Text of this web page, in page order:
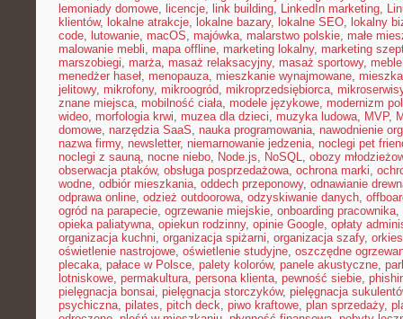
lemoniady domowe, licencje, link building, LinkedIn marketing,
klientów, lokalne atrakcje, lokalne bazary, lokalne SEO, lokalny
code, lutowanie, macOS, majówka, malarstwo polskie, małe
malowanie mebli, mapa offline, marketing lokalny, marketing
marszobiegi, marża, masaż relaksacyjny, masaż sportowy,
menedżer haseł, menopauza, mieszkanie wynajmowane,
jelitowy, mikrofony, mikroogród, mikroprzedsiębiorca,
znane miejsca, mobilność ciała, modele językowe, modernizm
wideo, morfologia krwi, muzea dla dzieci, muzyka ludowa, MVP,
domowe, narzędzia SaaS, nauka programowania, nawodnienie
nazwa firmy, newsletter, niemarnowanie jedzenia, noclegi pet
noclegi z sauną, nocne niebo, Node.js, NoSQL, obozy
obserwacja ptaków, obsługa posprzedażowa, ochrona marki,
wodne, odbiór mieszkania, oddech przeponowy, odnawianie
odprawa online, odzież outdoorowa, odzyskiwanie danych,
ogród na parapecie, ogrzewanie miejskie, onboarding pracownika,
opieka paliatywna, opiekun rodzinny, opinie Google, opłaty
organizacja kuchni, organizacja spiżarni, organizacja szafy,
oświetlenie nastrojowe, oświetlenie studyjne, oszczędne
plecaka, pałace w Polsce, palety kolorów, panele akustyczne,
lotniskowe, permakultura, persona klienta, pewność siebie,
pielęgnacja bonsai, pielęgnacja storczyków, pielęgnacja
psychiczna, pilates, pitch deck, piwo kraftowe, plan sprzedaży,